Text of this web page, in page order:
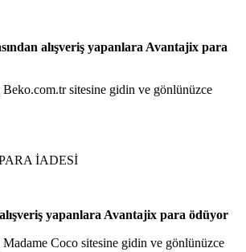
alışveriş yapanlara Avantajix para
Beko.com.tr sitesine gidin ve gönlünüzce
İADESİ
yapanlara Avantajix para ödüyor
Madame Coco sitesine gidin ve gönlünüzce